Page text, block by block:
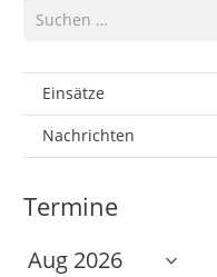
nach:
Einsätze
Nachrichten
Termine